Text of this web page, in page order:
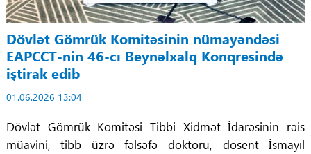
Dövlət Gömrük Komitəsinin nümayəndəsi
EAPCCT-nin 46-cı Beynəlxalq Konqresində
iştirak edib
01.06.2026 13:04
Dövlət Gömrük Komitəsi Tibbi Xidmət İdarəsinin rəis
müavini, tibb üzrə fəlsəfə doktoru, dosent İsmayıl